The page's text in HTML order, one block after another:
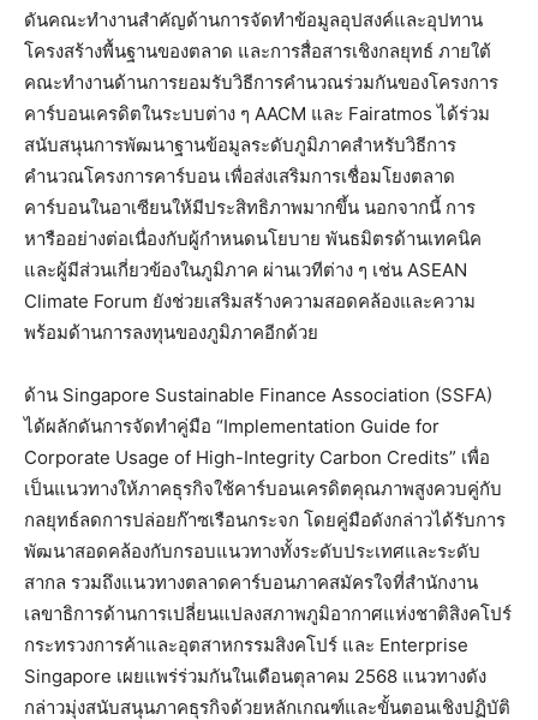
ดันคณะทำงานสำคัญด้านการจัดทำข้อมูลอุปสงค์และอุปทาน
โครงสร้างพื้นฐานของตลาด และการสื่อสารเชิงกลยุทธ์ ภายใต้
คณะทำงานด้านการยอมรับวิธีการคำนวณร่วมกันของโครงการ
คาร์บอนเครดิตในระบบต่าง ๆ AACM และ Fairatmos ได้ร่วม
สนับสนุนการพัฒนาฐานข้อมูลระดับภูมิภาคสำหรับวิธีการ
คำนวณโครงการคาร์บอน เพื่อส่งเสริมการเชื่อมโยงตลาด
คาร์บอนในอาเซียนให้มีประสิทธิภาพมากขึ้น นอกจากนี้ การ
หารืออย่างต่อเนื่องกับผู้กำหนดนโยบาย พันธมิตรด้านเทคนิค
และผู้มีส่วนเกี่ยวข้องในภูมิภาค ผ่านเวทีต่าง ๆ เช่น ASEAN
Climate Forum ยังช่วยเสริมสร้างความสอดคล้องและความ
พร้อมด้านการลงทุนของภูมิภาคอีกด้วย
ด้าน Singapore Sustainable Finance Association (SSFA)
ได้ผลักดันการจัดทำคู่มือ “Implementation Guide for
Corporate Usage of High-Integrity Carbon Credits” เพื่อ
เป็นแนวทางให้ภาคธุรกิจใช้คาร์บอนเครดิตคุณภาพสูงควบคู่กับ
กลยุทธ์ลดการปล่อยก๊าซเรือนกระจก โดยคู่มือดังกล่าวได้รับการ
พัฒนาสอดคล้องกับกรอบแนวทางทั้งระดับประเทศและระดับ
สากล รวมถึงแนวทางตลาดคาร์บอนภาคสมัครใจที่สำนักงาน
เลขาธิการด้านการเปลี่ยนแปลงสภาพภูมิอากาศแห่งชาติสิงคโปร์
กระทรวงการค้าและอุตสาหกรรมสิงคโปร์ และ Enterprise
Singapore เผยแพร่ร่วมกันในเดือนตุลาคม 2568 แนวทางดัง
กล่าวมุ่งสนับสนุนภาคธุรกิจด้วยหลักเกณฑ์และขั้นตอนเชิงปฏิบัติ